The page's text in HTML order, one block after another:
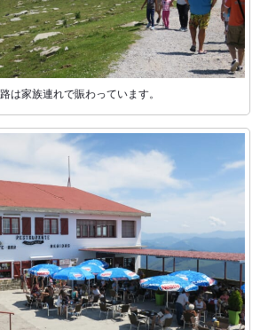
は家族連れで賑わっています。